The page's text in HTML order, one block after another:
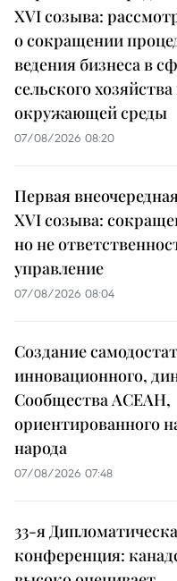
XVI созыва:
о сокращении
ведения бизнеса в
сельского хозяйства
окружающей среды
07/08/2026 08:20
Первая
XVI созыва:
но не
управление
07/08/2026 08:04
Создание
инновационного,
Сообщества АСЕАН,
ориентированного
народа
07/08/2026 07:48
33-я
конференция: